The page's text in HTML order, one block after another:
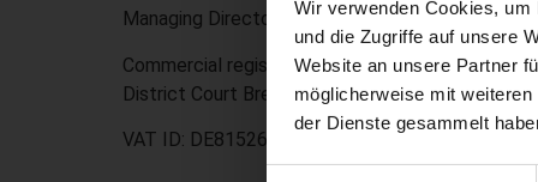
Wir verwenden Cookies,
und die Zugriffe auf unsere
Website an unsere Partner
möglicherweise mit
der Dienste gesammelt
Managing Director: Oliver Meyer
Commercial register: HRB 26959
District Court Bremen
VAT ID: DE815268127